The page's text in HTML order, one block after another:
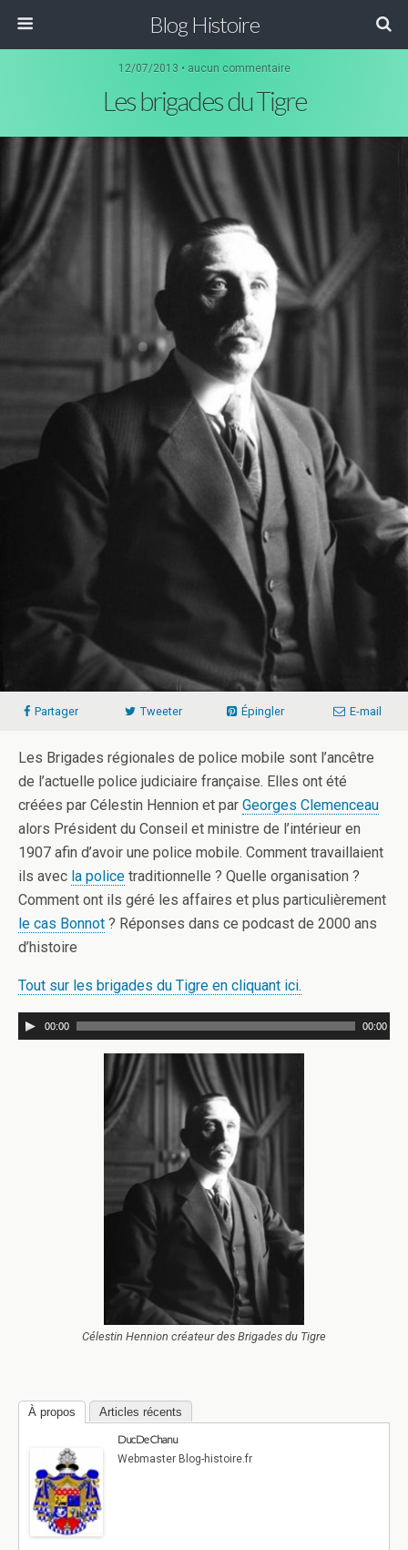
Blog Histoire
12/07/2013 • aucun commentaire
Les brigades du Tigre
Partager Tweeter Épingler E-mail
Les Brigades régionales de police mobile sont l’ancêtre
de l’actuelle police judiciaire française. Elles ont été
créées par Célestin Hennion et par Georges Clemenceau
alors Président du Conseil et ministre de l’intérieur en
1907 afin d’avoir une police mobile. Comment travaillaient
ils avec la police traditionnelle ? Quelle organisation ?
Comment ont ils géré les affaires et plus particulièrement
le cas Bonnot ? Réponses dans ce podcast de 2000 ans
d’histoire
Tout sur les brigades du Tigre en cliquant ici.
00:00 00:00
Célestin Hennion créateur des Brigades du Tigre
À propos
Articles récents
Duc De Chanu
Webmaster Blog-histoire.fr